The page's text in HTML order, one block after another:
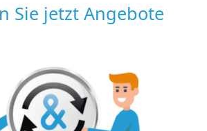
Sie jetzt Angebote